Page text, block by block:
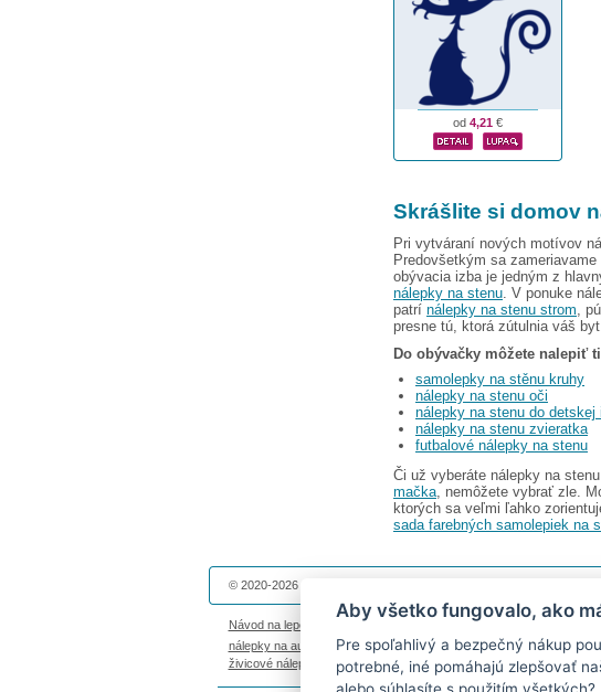
od 4,21 €
Skrášlite si domov
Pri vytváraní nových motívov
Predovšetkým sa zameriavame
obývacia izba je jedným z
nálepky na stenu . V ponuke
patrí nálepky na stenu strom ,
presne tú, ktorá zútulnia váš byt.
Do obývačky môžete nalepiť
samolepky na stěnu kruhy
nálepky na stenu oči
nálepky na stenu do detskej
nálepky na stenu zvieratka
futbalové nálepky na stenu
Či už vyberáte nálepky na
mačka , nemôžete vybrať zle.
ktorých sa veľmi ľahko
sada farebných samolepiek na
© 2020-2026 Dekolepky.sk prevádzkuje
Návod na lepenie Životnosť nálepiek na stenu| Magazín
nálepky na auto
magnetky s fotkou|nálepky dieťa v aute|
živicové nálepky
fotokalendáre
Aby všetko fungovalo, ako
Pre spoľahlivý a bezpečný nákup
potrebné, iné pomáhajú zlepšovať